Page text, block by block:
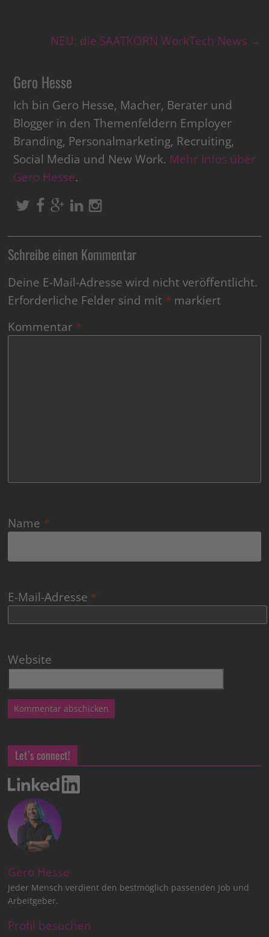
NEU: die SAATKORN WorkTech News →
Gero Hesse
Ich bin Gero Hesse, Macher, Berater und
Blogger in den Themenfeldern Employer
Branding, Personalmarketing, Recruiting,
Social Media und New Work. Mehr Infos über
Gero Hesse.
Schreibe einen Kommentar
Deine E-Mail-Adresse wird nicht veröffentlicht.
Erforderliche Felder sind mit * markiert
Kommentar *
Name *
E-Mail-Adresse *
Website
Let’s connect!
Gero Hesse
Jeder Mensch verdient den bestmöglich passenden Job und
Arbeitgeber.
Profil besuchen